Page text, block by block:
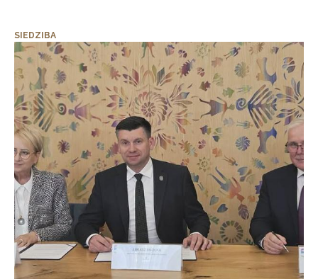
SIEDZIBA